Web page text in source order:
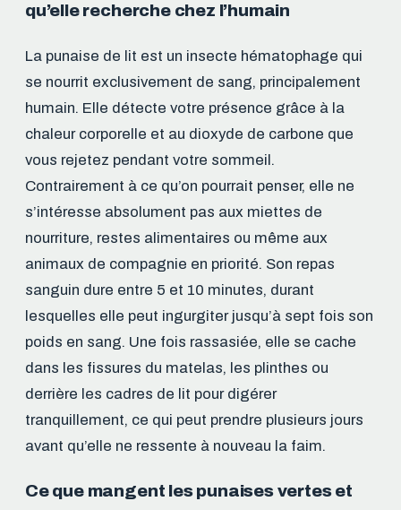
qu’elle recherche chez l’humain
La punaise de lit est un insecte hématophage qui
se nourrit exclusivement de sang, principalement
humain. Elle détecte votre présence grâce à la
chaleur corporelle et au dioxyde de carbone que
vous rejetez pendant votre sommeil.
Contrairement à ce qu’on pourrait penser, elle ne
s’intéresse absolument pas aux miettes de
nourriture, restes alimentaires ou même aux
animaux de compagnie en priorité. Son repas
sanguin dure entre 5 et 10 minutes, durant
lesquelles elle peut ingurgiter jusqu’à sept fois son
poids en sang. Une fois rassasiée, elle se cache
dans les fissures du matelas, les plinthes ou
derrière les cadres de lit pour digérer
tranquillement, ce qui peut prendre plusieurs jours
avant qu’elle ne ressente à nouveau la faim.
Ce que mangent les punaises vertes et